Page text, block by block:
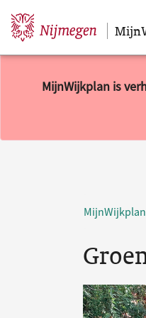
Sla navigatie over
MijnWijkplan is
MijnWijkplan